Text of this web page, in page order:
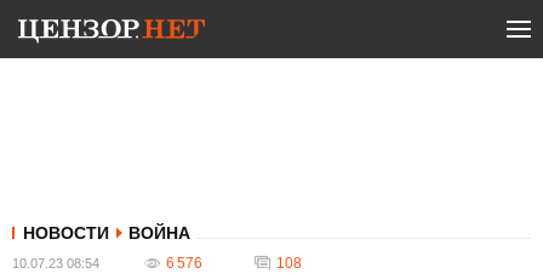
НОВОСТИ ВОЙНА
10.07.23 08:54 6 576 108